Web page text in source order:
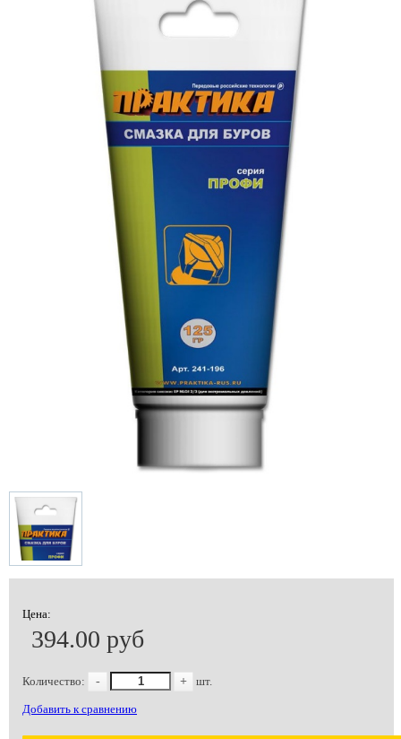
Цена:
394.00 руб
Количество: - + шт.
Добавить к сравнению